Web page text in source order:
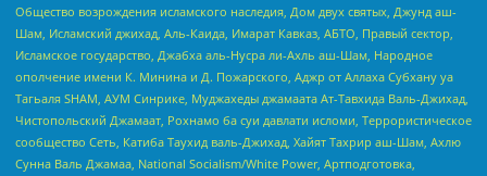
Общество возрождения исламского наследия, Дом двух святых, Джунд аш-
Шам, Исламский джихад, Аль-Каида, Имарат Кавказ, АБТО, Правый сектор,
Исламское государство, Джабха аль-Нусра ли-Ахль аш-Шам, Народное
ополчение имени К. Минина и Д. Пожарского, Аджр от Аллаха Субхану уа
Тагьаля SHAM, АУМ Синрике, Муджахеды джамаата Ат-Тавхида Валь-Джихад,
Чистопольский Джамаат, Рохнамо ба суи давлати исломи, Террористическое
сообщество Сеть, Катиба Таухид валь-Джихад, Хайят Тахрир аш-Шам, Ахлю
Сунна Валь Джамаа, National Socialism/White Power, Артподготовка,